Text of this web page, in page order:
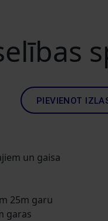
PIEVIENOT
un gaisa
25m garu
garas